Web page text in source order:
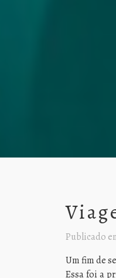
Publicado
Um fim de
Essa foi a